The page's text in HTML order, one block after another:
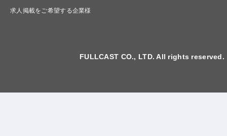
求人掲載をご希望する企業様
FULLCAST CO., LTD. All rights reserved.